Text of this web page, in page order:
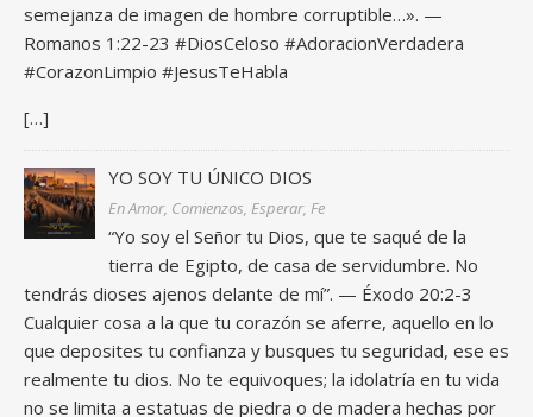
semejanza de imagen de hombre corruptible…». —
Romanos 1:22-23 #DiosCeloso #AdoracionVerdadera
#CorazonLimpio #JesusTeHabla
[…]
YO SOY TU ÚNICO DIOS
En Amor, Comienzos, Esperar, Fe
“Yo soy el Señor tu Dios, que te saqué de la
tierra de Egipto, de casa de servidumbre. No
tendrás dioses ajenos delante de mí”. — Éxodo 20:2-3
Cualquier cosa a la que tu corazón se aferre, aquello en lo
que deposites tu confianza y busques tu seguridad, ese es
realmente tu dios. No te equivoques; la idolatría en tu vida
no se limita a estatuas de piedra o de madera hechas por